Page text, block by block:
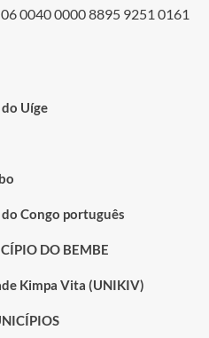
0040 0000 8895 9251 0161
Uíge
Congo português
DO BEMBE
Kimpa Vita (UNIKIV)